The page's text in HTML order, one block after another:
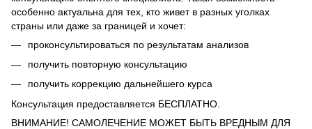
особенно актуальна для тех, кто живет в разных уголках
страны или даже за границей и хочет:
проконсультироваться по результатам анализов
получить повторную консультацию
получить коррекцию дальнейшего курса
Консультация предоставляется БЕСПЛАТНО.
ВНИМАНИЕ! САМОЛЕЧЕНИЕ МОЖЕТ БЫТЬ ВРЕДНЫМ ДЛЯ